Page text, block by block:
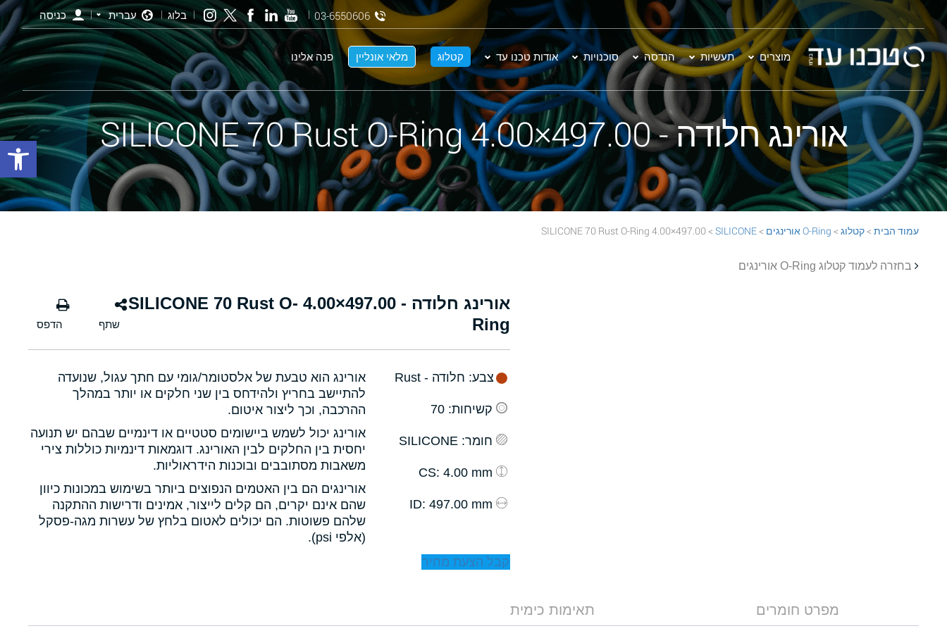
מוצרים תעשיות הנדסה סוכנויות אודות טכנו עד קטלוג מלאי אונליין פנה אלינו
03-6550606 בלוג עברית כניסה
אורינג חלודה - 497.00×4.00 SILICONE 70 Rust O-Ring
עמוד הבית >קטלוג > O-Ring אורינגים >
SILICONE
> 497.00×4.00 SILICONE 70 Rust O-Ring
בחזרה לעמוד קטלוג O-Ring אורינגים
אורינג חלודה - 497.00×4.00 SILICONE 70 Rust O-
Ring
אורינג הוא טבעת של אלסטומר/גומי עם חתך עגול, שנועדה
להתיישב בחריץ ולהידחס בין שני חלקים או יותר במהלך
ההרכבה, וכך ליצור איטום.
אורינג יכול לשמש ביישומים סטטיים או דינמיים שבהם יש תנועה
יחסית בין החלקים לבין האורינג. דוגמאות דינמיות כוללות צירי
משאבות מסתובבים ובוכנות הידראוליות.
אורינגים הם בין האטמים הנפוצים ביותר בשימוש במכונות כיוון
שהם אינם יקרים, הם קלים לייצור, אמינים ודרישות ההתקנה
שלהם פשוטות. הם יכולים לאטום בלחץ של עשרות מגה-פסקל
(אלפי psi).
צבע: חלודה - Rust
קשיחות: 70
חומר: SILICONE
: 4.00 mm
: 497.00 mm
קבל הצעת מחיר
מפרט חומרים תאימות כימית
פתח